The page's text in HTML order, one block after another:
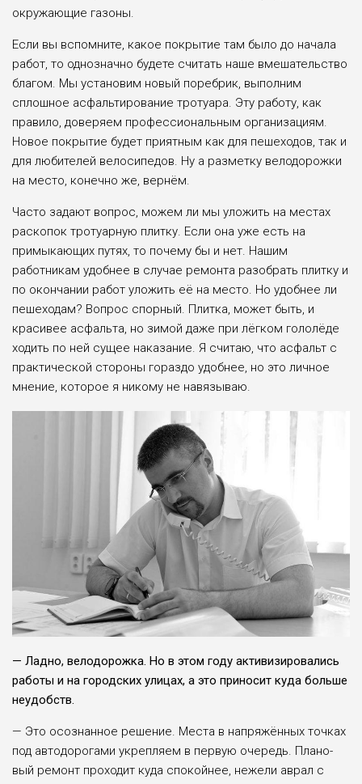
окружающие газоны.
Если вы вспомните, какое покрытие там было до начала
работ, то одно­значно будете считать наше вмешательство
бла­гом. Мы установим новый поребрик, выполним
сплошное асфальтирова­ние тротуара. Эту рабо­ту, как
правило, доверяем профессиональным орга­низациям.
Новое покры­тие будет приятным как для пешеходов, так и
для любителей велосипедов. Ну а разметку велодорож­ки
на место, конечно же, вернём.
Часто задают вопрос, можем ли мы уложить на местах
раскопок троту­арную плитку. Если она уже есть на
примыкаю­щих путях, то почему бы и нет. Нашим
работникам удобнее в случае ремон­та разобрать плитку и
по окончании работ уложить её на место. Но удобнее ли
пешеходам? Вопрос спорный. Плитка, может быть, и
красивее асфаль­та, но зимой даже при лёгком гололёде
ходить по ней сущее наказание. Я считаю, что асфальт с
практической стороны гораздо удобнее, но это личное
мнение, которое я никому не навязываю.
— Ладно, велодо­рожка. Но в этом году ак­тивизировались
работы и на городских улицах, а это приносит куда боль­ше
неудобств.
— Это осознанное решение. Места в напря­жённых точках
под авто­дорогами укрепляем в первую очередь. Плано­
вый ремонт проходит куда спокойнее, нежели аврал с